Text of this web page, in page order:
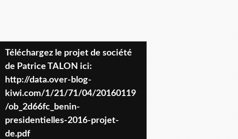
Téléchargez le projet de société
de Patrice TALON ici:
http://data.over-blog-
kiwi.com/1/21/71/04/20160119
/ob_2d66fc_benin-
presidentielles-2016-projet-
de.pdf